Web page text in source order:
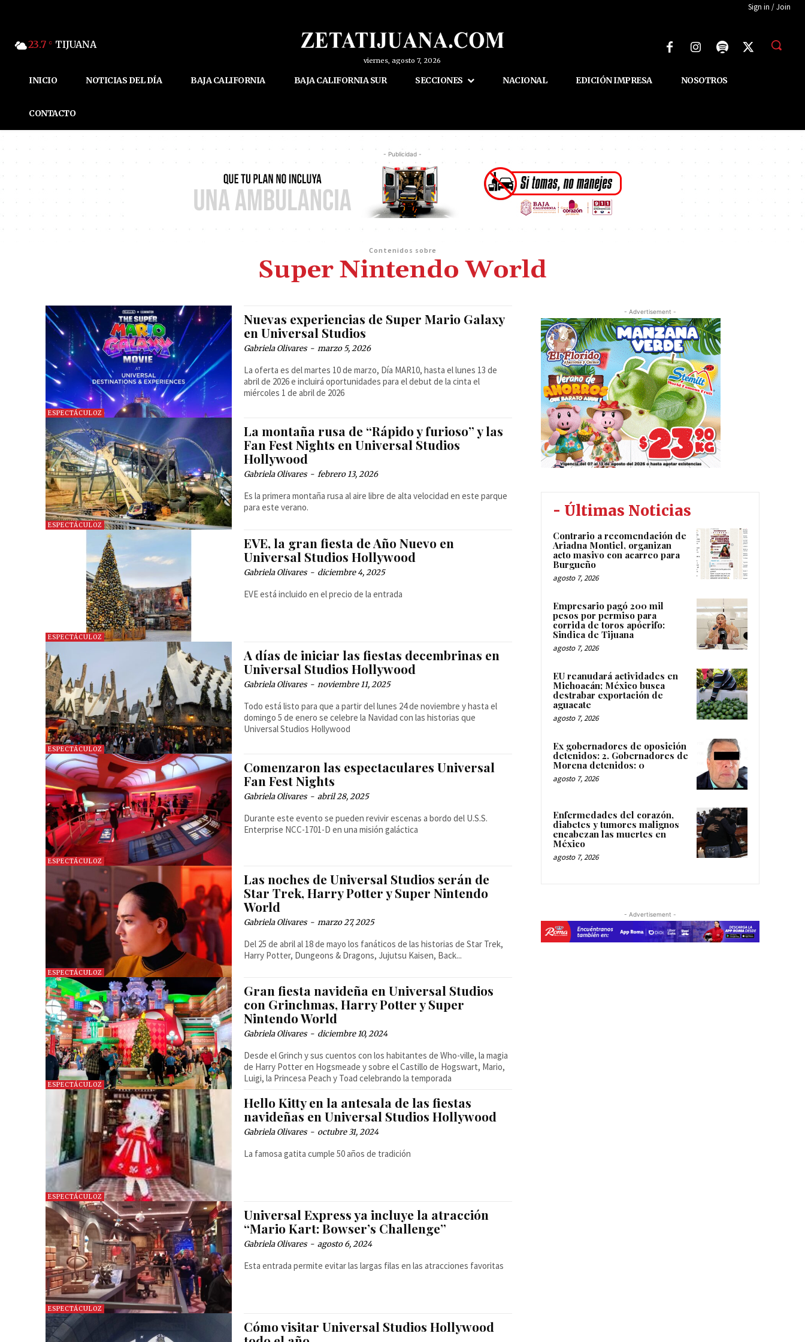
Sign in / Join
23.7 C TIJUANA
viernes, agosto 7, 2026
INICIO NOTICIAS DEL DÍA BAJA CALIFORNIA BAJA CALIFORNIA SUR SECCIONES NACIONAL EDICIÓN IMPRESA NOSOTROS
CONTACTO
- Publicidad -
Contenidos sobre
Super Nintendo World
ESPECTÁCULOZ
Nuevas experiencias de Super Mario Galaxy
en Universal Studios
Gabriela Olivares - marzo 5, 2026
La oferta es del martes 10 de marzo, Día MAR10, hasta el lunes 13 de
abril de 2026 e incluirá oportunidades para el debut de la cinta el
miércoles 1 de abril de 2026
ESPECTÁCULOZ
La montaña rusa de “Rápido y furioso” y las
Fan Fest Nights en Universal Studios
Hollywood
Gabriela Olivares - febrero 13, 2026
Es la primera montaña rusa al aire libre de alta velocidad en este parque
para este verano.
ESPECTÁCULOZ
EVE, la gran fiesta de Año Nuevo en
Universal Studios Hollywood
Gabriela Olivares - diciembre 4, 2025
EVE está incluido en el precio de la entrada
ESPECTÁCULOZ
A días de iniciar las fiestas decembrinas en
Universal Studios Hollywood
Gabriela Olivares - noviembre 11, 2025
Todo está listo para que a partir del lunes 24 de noviembre y hasta el
domingo 5 de enero se celebre la Navidad con las historias que
Universal Studios Hollywood
ESPECTÁCULOZ
Comenzaron las espectaculares Universal
Fan Fest Nights
Gabriela Olivares - abril 28, 2025
Durante este evento se pueden revivir escenas a bordo del U.S.S.
Enterprise NCC-1701-D en una misión galáctica
ESPECTÁCULOZ
Las noches de Universal Studios serán de
Star Trek, Harry Potter y Super Nintendo
World
Gabriela Olivares - marzo 27, 2025
Del 25 de abril al 18 de mayo los fanáticos de las historias de Star Trek,
Harry Potter, Dungeons & Dragons, Jujutsu Kaisen, Back...
ESPECTÁCULOZ
Gran fiesta navideña en Universal Studios
con Grinchmas, Harry Potter y Super
Nintendo World
Gabriela Olivares - diciembre 10, 2024
Desde el Grinch y sus cuentos con los habitantes de Who-ville, la magia
de Harry Potter en Hogsmeade y sobre el Castillo de Hogswart, Mario,
Luigi, la Princesa Peach y Toad celebrando la temporada
ESPECTÁCULOZ
Hello Kitty en la antesala de las fiestas
navideñas en Universal Studios Hollywood
Gabriela Olivares - octubre 31, 2024
La famosa gatita cumple 50 años de tradición
ESPECTÁCULOZ
Universal Express ya incluye la atracción
“Mario Kart: Bowser’s Challenge”
Gabriela Olivares - agosto 6, 2024
Esta entrada permite evitar las largas filas en las atracciones favoritas
Cómo visitar Universal Studios Hollywood
- Advertisement -
- Últimas Noticias
Contrario a recomendación de
Ariadna Montiel, organizan
acto masivo con acarreo para
Burgueño
agosto 7, 2026
Empresario pagó 200 mil
pesos por permiso para
corrida de toros apócrifo:
Sindica de Tijuana
agosto 7, 2026
EU reanudará actividades en
Michoacán; México busca
destrabar exportación de
aguacate
agosto 7, 2026
Ex gobernadores de oposición
detenidos: 2. Gobernadores de
Morena detenidos: 0
agosto 7, 2026
Enfermedades del corazón,
diabetes y tumores malignos
encabezan las muertes en
México
agosto 7, 2026
- Advertisement -